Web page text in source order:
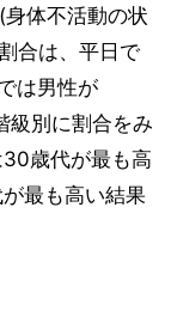
体不活動の状
合は、平日で
は男性が
級別に割合をみ
歳代が最も高
最も高い結果